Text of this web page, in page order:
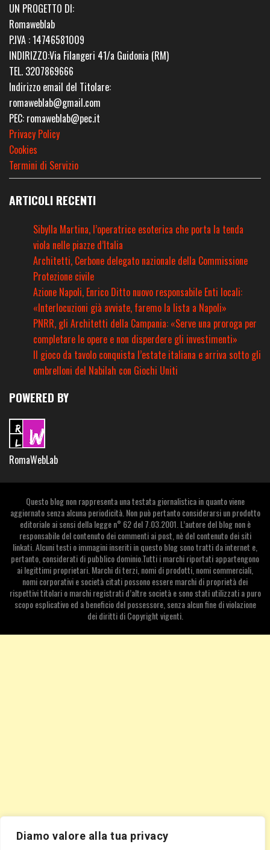
Diamo valore alla tua privacy
UN PROGETTO DI:
Romaweblab
P.IVA : 14746581009
INDIRIZZO:Via Filangeri 41/a Guidonia (RM)
TEL. 3207869666
Indirizzo email del Titolare:
romaweblab@gmail.com
PEC: romaweblab@pec.it
Privacy Policy
Cookies
Termini di Servizio
ARTICOLI RECENTI
Sibylla Martina, l’operatrice esoterica che porta la tenda
viola nelle piazze d’Italia
Architetti, Cerbone delegato nazionale della Commissione
Protezione civile
Azione Napoli, Enrico Ditto nuovo responsabile Enti locali:
«Interlocuzioni già avviate, faremo la lista a Napoli»
PNRR, gli Architetti della Campania: «Serve una proroga per
completare le opere e non disperdere gli investimenti»
Il gioco da tavolo conquista l’estate italiana e arriva sotto gli
ombrelloni del Nabilah con Giochi Uniti
POWERED BY
RomaWebLab
Questo blog non rappresenta una testata giornalistica in quanto viene
aggiornato senza alcuna periodicità. Non può pertanto considerarsi un prodotto
editoriale ai sensi della legge n° 62 del 7.03.2001. L’autore del blog non è
responsabile del contenuto dei commenti ai post, nè del contenuto dei siti
linkati. Alcuni testi o immagini inseriti in questo blog sono tratti da internet e,
pertanto, considerati di pubblico dominio.Tutti i marchi riportati appartengono
ai legittimi proprietari. Marchi di terzi, nomi di prodotti, nomi commerciali,
nomi corporativi e società citati possono essere marchi di proprietà dei
rispettivi titolari o marchi registrati d’altre società e sono stati utilizzati a puro
scopo esplicativo ed a beneficio del possessore, senza alcun fine di violazione
dei diritti di Copyright vigenti.